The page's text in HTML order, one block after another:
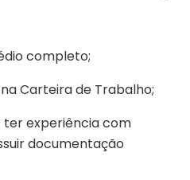
completo;
Carteira de Trabalho;
ter experiência com
documentação